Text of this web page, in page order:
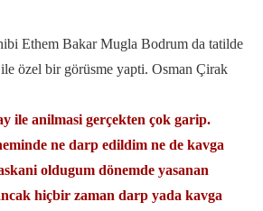
Ethem Bakar Mugla Bodrum da tatilde
özel bir görüsme yapti. Osman Çirak
ile anilmasi gerçekten çok garip.
ne darp edildim ne de kavga
oldugum dönemde yasanan
hiçbir zaman darp yada kavga